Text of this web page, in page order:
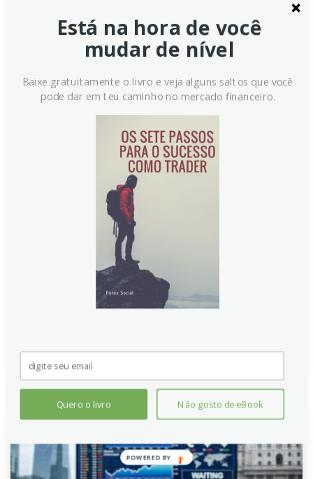
Coreia do Sul: Suporte do
Varejo e Divergência Cambial –
O banco BNY destaca que, apesar da forte
valorização das ações sul-coreanas em 2026, o Won
enfraqueceu frente ao dólar. Investidores
institucionais continuam vendendo, enquanto o varejo
assume o papel de comprador marginal, elevando
riscos de concentração e regulatórios.
Está na hora de você
mudar de nível
Baixe gratuitamente o livro e veja alguns saltos que você
pode dar em teu caminho no mercado financeiro.
Quero o livro Não gosto de eBook
POWERED
BY